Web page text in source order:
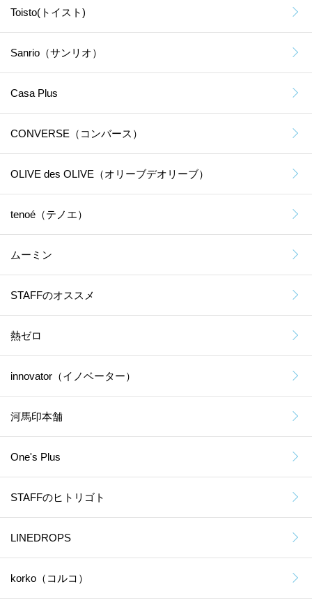
Toisto(トイスト)
Sanrio（サンリオ）
Casa Plus
CONVERSE（コンバース）
OLIVE des OLIVE（オリーブデオリーブ）
tenoé（テノエ）
ムーミン
STAFFのオススメ
熱ゼロ
innovator（イノベーター）
河馬印本舗
One's Plus
STAFFのヒトリゴト
LINEDROPS
korko（コルコ）